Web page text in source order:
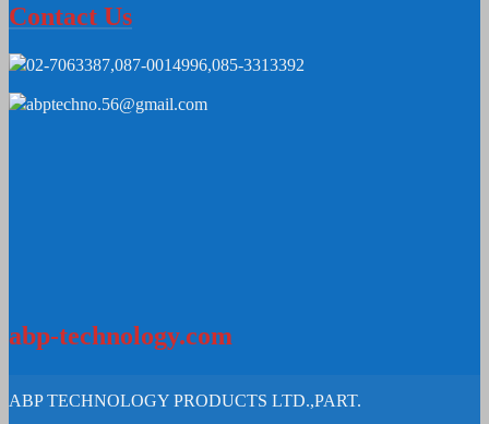
Contact Us
02-7063387,087-0014996,085-3313392
abptechno.56@gmail.com
abp-technology.com
ABP TECHNOLOGY PRODUCTS LTD.,PART.